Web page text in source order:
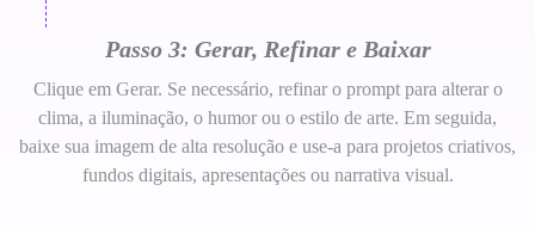
Passo 3: Gerar, Refinar e Baixar
Clique em Gerar. Se necessário, refinar o prompt para alterar o
clima, a iluminação, o humor ou o estilo de arte. Em seguida,
baixe sua imagem de alta resolução e use-a para projetos criativos,
fundos digitais, apresentações ou narrativa visual.